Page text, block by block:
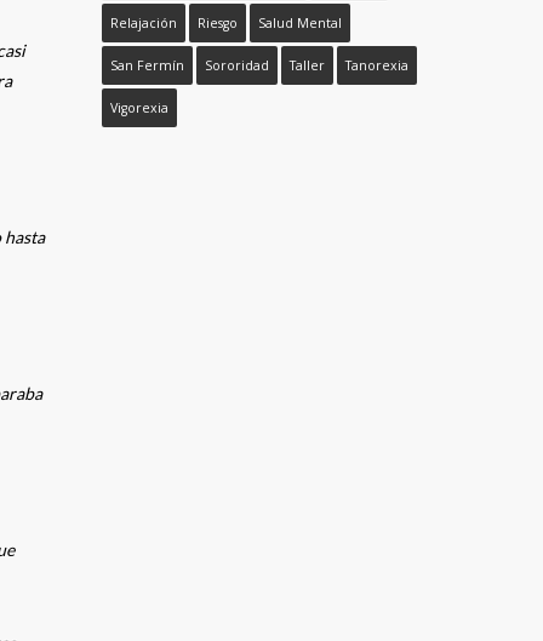
hasta
Primeros Auxilios Psicológicos Reflexión
Relajación Riesgo Salud Mental
San Fermín